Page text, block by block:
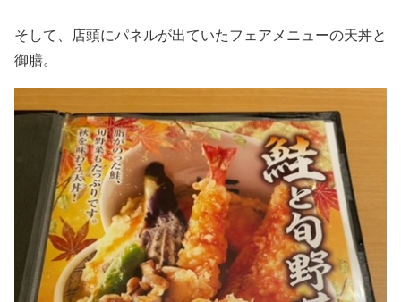
そして、店頭にパネルが出ていたフェアメニューの天丼と
御膳。